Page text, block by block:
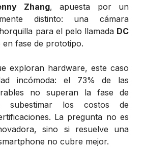
Zhang, apuesta por un
distinto: una cámara
para el pelo llamada DC
en fase de prototipo.
exploran hardware, este caso
incómoda: el 73% de las
no superan la fase de
subestimar los costos de
La pregunta no es
sino si resuelve una
no cubre mejor.